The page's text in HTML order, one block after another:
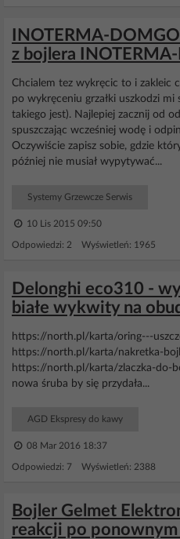
INOTERMA-
z bojlera
Chcialem tez wykręcic to i zakleic
po wykręceniu grzałki uszkodzi mi
takiego jest). Najlepiej zacznij od
spuszczając wcześniej wodę i
Oczywiście zapisz sobie, gdzie
później nie musiał wypytywać...
Systemy Grzewcze Serwis
10 Lis 2015 09:50
Odpowiedzi: 2 Wyświetleń: 1965
Delonghi eco310 -
białe wykwity na
https://north.pl/karta/oring---
https://north.pl/karta/nakretka-
https://north.pl/karta/zlaczka-do-
nowa śruba by się przydała...
AGD Ekspresy do kawy
08 Mar 2016 18:37
Odpowiedzi: 7 Wyświetleń: 2388
Bojler Gelmet
reakcji po ponownym